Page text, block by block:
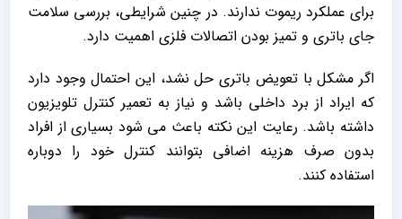
برای عملکرد ریموت ندارند. در چنین شرایطی، بررسی سلامت
جای باتری و تمیز بودن اتصالات فلزی اهمیت دارد.
اگر مشکل با تعویض باتری حل نشد، این احتمال وجود دارد
که ایراد از برد داخلی باشد و نیاز به تعمیر کنترل تلویزیون
داشته باشد. رعایت این نکته باعث می‌ شود بسیاری از افراد
بدون صرف هزینه اضافی بتوانند کنترل خود را دوباره
استفاده کنند.